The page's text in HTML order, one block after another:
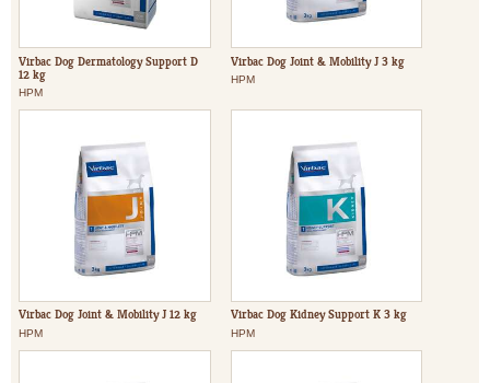
Virbac Dog Dermatology Support D
12 kg
HPM
Virbac Dog Joint & Mobility J 3 kg
HPM
Virbac Dog Joint & Mobility J 12 kg
HPM
Virbac Dog Kidney Support K 3 kg
HPM